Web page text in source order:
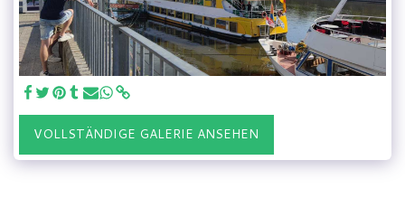
VOLLSTÄNDIGE GALERIE ANSEHEN